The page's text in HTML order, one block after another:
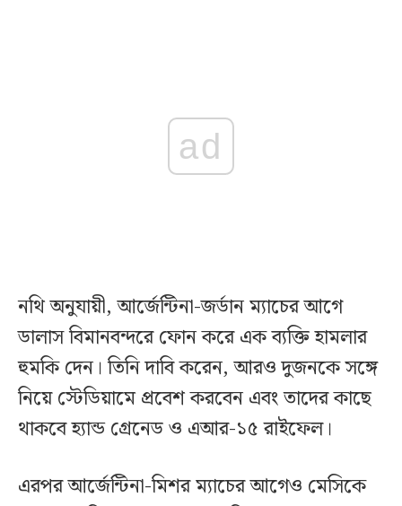
ad
নথি অনুযায়ী, আর্জেন্টিনা-জর্ডান ম্যাচের আগে
ডালাস বিমানবন্দরে ফোন করে এক ব্যক্তি হামলার
হুমকি দেন। তিনি দাবি করেন, আরও দুজনকে সঙ্গে
নিয়ে স্টেডিয়ামে প্রবেশ করবেন এবং তাদের কাছে
থাকবে হ্যান্ড গ্রেনেড ও এআর-১৫ রাইফেল।
এরপর আর্জেন্টিনা-মিশর ম্যাচের আগেও মেসিকে